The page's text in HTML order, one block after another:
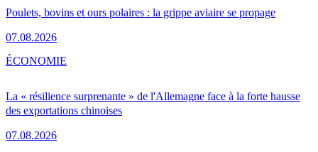
Poulets, bovins et ours polaires : la grippe aviaire se propage
07.08.2026
La « résilience surprenante » de l'Allemagne face à la forte hausse
des exportations chinoises
07.08.2026
ÉCONOMIE